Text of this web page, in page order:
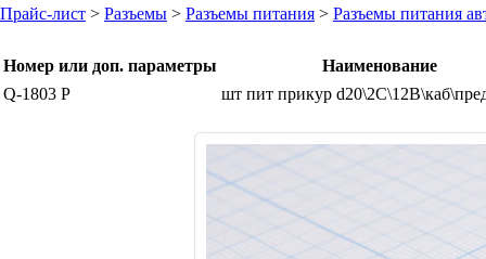
Прайс-лист > Разъемы > Разъемы питания > Разъемы питания
Номер или доп. параметры
Наименование
Q-1803 P
шт пит прикур